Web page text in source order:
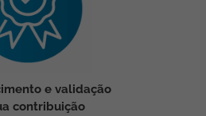
e validação
contribuição